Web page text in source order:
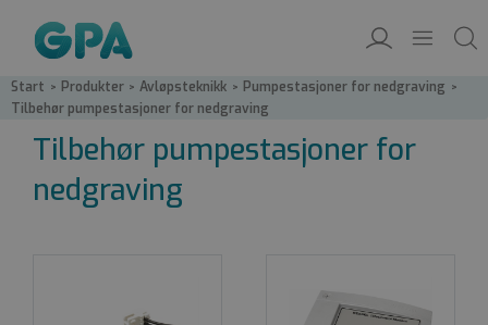
Start / Produkter / Avløpsteknikk / Pumpestasjoner for nedgraving /
Tilbehør pumpestasjoner for nedgraving
Tilbehør pumpestasjoner for
nedgraving